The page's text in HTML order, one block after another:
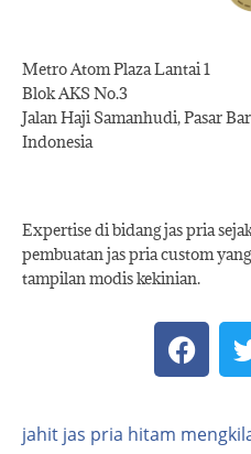
Metro Atom Plaza Lantai 1
Blok AKS No.3
Jalan Haji Samanhudi, Pasar
Indonesia
Expertise di bidang jas pria
pembuatan jas pria custom
tampilan modis kekinian.
jahit jas pria hitam